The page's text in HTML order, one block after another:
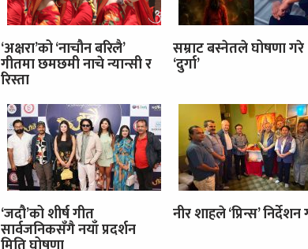
‘अक्षरा’को ‘नाचौन बरिलै’
गीतमा छमछमी नाचे न्यान्सी र
रिस्ता
सम्राट बस्नेतले घोषणा गरे
‘दुर्गा’
‘जदौ’को शीर्ष गीत
सार्वजनिकसँगै नयाँ प्रदर्शन
नीर शाहले ‘प्रिन्स’ निर्देशन